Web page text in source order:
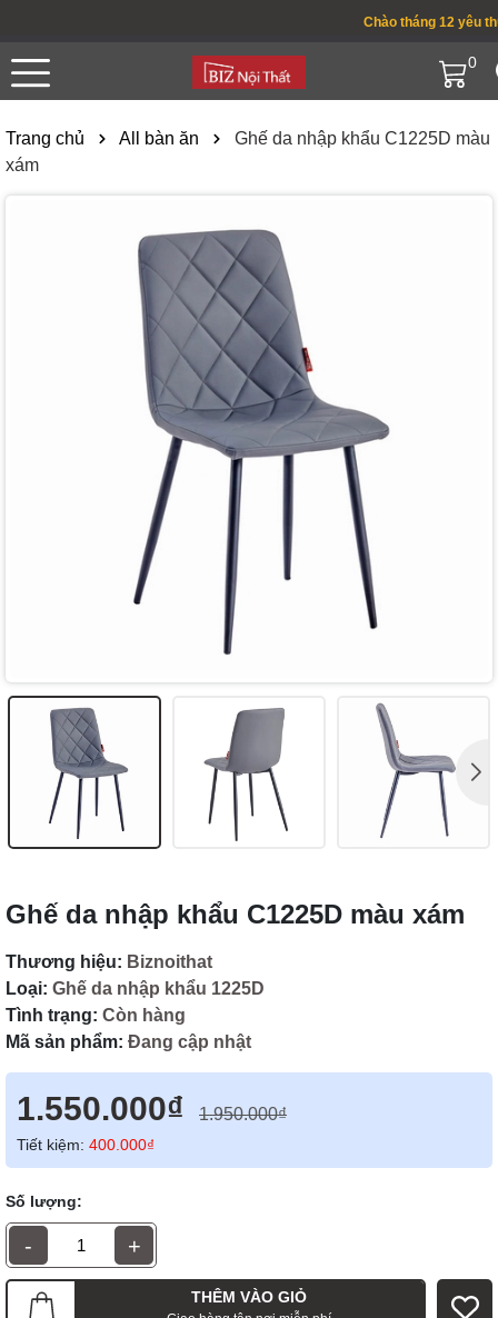
Chào tháng 12 yêu
0
Trang chủ All bàn ăn
Ghế da nhập khẩu C1225D màu
xám
Ghế da nhập khẩu C1225D màu xám
Thương hiệu: Biznoithat
Loại: Ghế da nhập khẩu 1225D
Tình trạng: Còn hàng
Mã sản phẩm: Đang cập nhật
1.550.000₫ 1.950.000₫
Tiết kiệm: 400.000₫
Số lượng:
- +
THÊM VÀO GIỎ